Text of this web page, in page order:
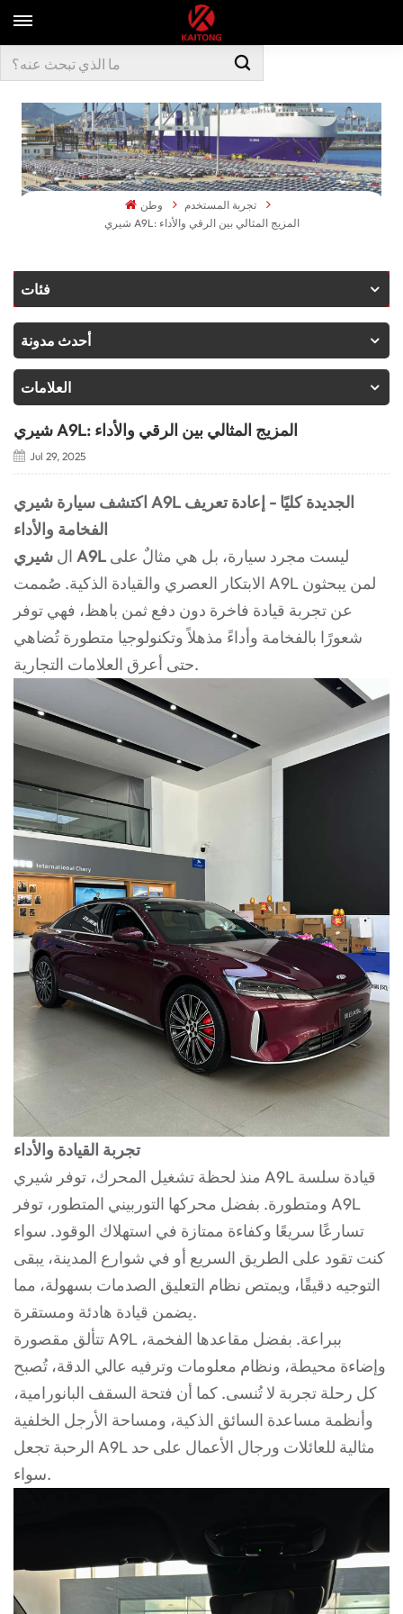
وطن
تجربة المستخدم
شيري A9L: المزيج المثالي بين الرقي والأداء
فئات
أحدث مدونة
العلامات
شيري A9L: المزيج المثالي بين الرقي والأداء
Jul 29, 2025
اكتشف سيارة شيري A9L الجديدة كليًا - إعادة تعريف
الفخامة والأداء
ال شيري A9L
الابتكار العصري والقيادة الذكية. صُممت A9L لمن يبحثون
عن تجربة قيادة فاخرة دون دفع ثمن باهظ، فهي توفر
شعورًا بالفخامة وأداءً مذهلاً وتكنولوجيا متطورة تُضاهي
حتى أعرق العلامات التجارية.
تجربة القيادة والأداء
منذ لحظة تشغيل المحرك، توفر شيري A9L قيادة سلسة
ومتطورة. بفضل محركها التوربيني المتطور، توفر A9L
تسارعًا سريعًا وكفاءة ممتازة في استهلاك الوقود. سواء
كنت تقود على الطريق السريع أو في شوارع المدينة، يبقى
التوجيه دقيقًا، ويمتص نظام التعليق الصدمات بسهولة، مما
يضمن قيادة هادئة ومستقرة.
تتألق مقصورة A9L ببراعة. بفضل مقاعدها الفخمة،
وإضاءة محيطة، ونظام معلومات وترفيه عالي الدقة، تُصبح
كل رحلة تجربة لا تُنسى. كما أن فتحة السقف البانورامية،
وأنظمة مساعدة السائق الذكية، ومساحة الأرجل الخلفية
الرحبة تجعل A9L مثالية للعائلات ورجال الأعمال على حد
سواء.